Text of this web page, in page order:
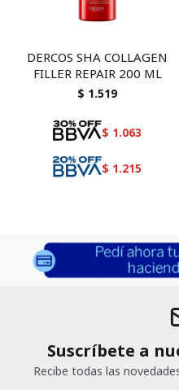
DERCOS SHA COLLAGEN
FILLER REPAIR 200 ML
$ 1.519
$ 1.063
$ 1.215
Suscríbete a
Recibe todas las